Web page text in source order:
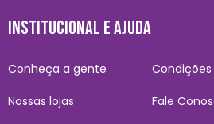
INSTITUCIONAL E AJUDA
Conheça a gente
Nossas lojas
Condições
Fale